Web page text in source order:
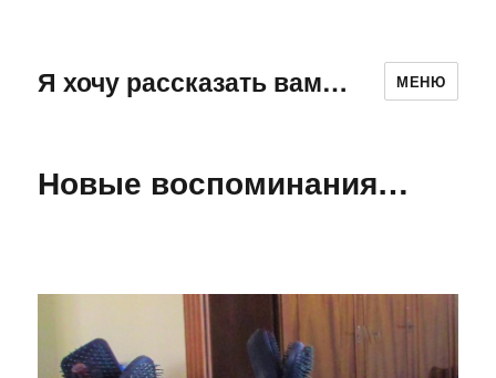
Я хочу рассказать вам… МЕНЮ
Новые воспоминания…